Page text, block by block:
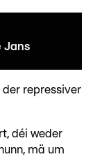
Jans
repressiver
déi weder
mä um